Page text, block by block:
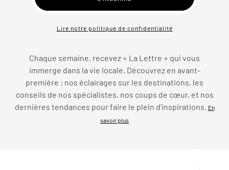
Lire notre politique de confidentialité
Chaque semaine, recevez « La Lettre » qui vous
immerge dans la vie locale. Découvrez en avant-
première : nos éclairages sur les destinations, les
conseils de nos spécialistes, nos coups de cœur, et nos
dernières tendances pour faire le plein d’inspirations.
En
savoir plus